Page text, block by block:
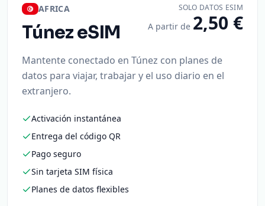
AFRICA
TúnezeSIM
SOLO DATOS ESIM
A partir de 2,50 €
Mantente conectado en Túnez con planes de
datos para viajar, trabajar y el uso diario en el
extranjero.
Activación instantánea
Entrega del código QR
Pago seguro
Sin tarjeta SIM física
Planes de datos flexibles